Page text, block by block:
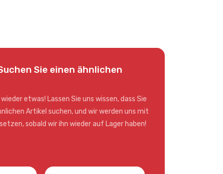
Sie einen ähnlichen
etwas! Lassen Sie uns wissen, dass Sie
Artikel suchen, und wir werden uns mit
sobald wir ihn wieder auf Lager haben!